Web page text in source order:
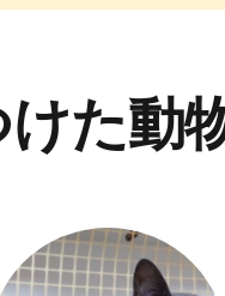
た動